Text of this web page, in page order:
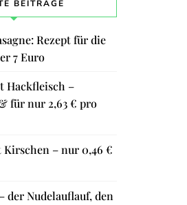
BEITRÄGE
Rezept für die
7 Euro
Hackfleisch –
für nur 2,63 € pro
– nur 0,46 €
der Nudelauflauf, den